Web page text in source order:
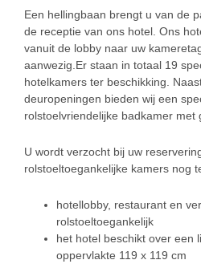
Een hellingbaan brengt u van de
de receptie van ons hotel. Ons
vanuit de lobby naar uw
aanwezig.Er staan in totaal 19
hotelkamers ter beschikking.
deuropeningen bieden wij een
rolstoelvriendelijke badkamer met
U wordt verzocht bij uw
rolstoeltoegankelijke kamers nog
hotellobby, restaurant en
rolstoeltoegankelijk
het hotel beschikt over een
oppervlakte 119 x 119 cm